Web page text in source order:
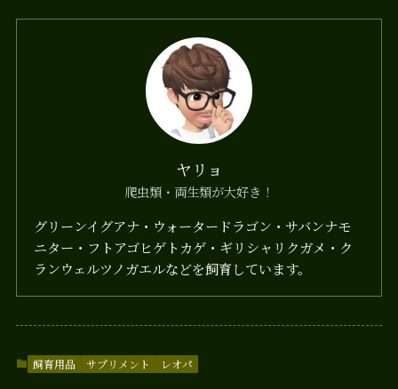
ヤリョ
爬虫類・両生類が大好き！
グリーンイグアナ・ウォータードラゴン・サバンナモ
ニター・フトアゴヒゲトカゲ・ギリシャリクガメ・ク
ランウェルツノガエルなどを飼育しています。
飼育用品 サプリメント レオパ